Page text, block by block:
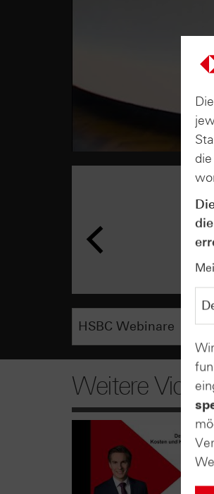
Weitere